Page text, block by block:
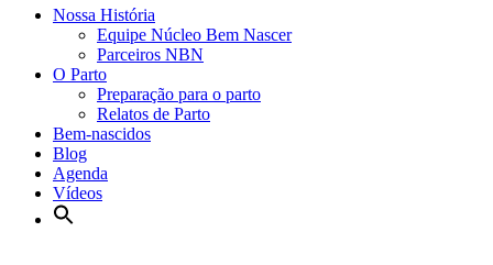
Nossa História
Equipe Núcleo Bem Nascer
Parceiros NBN
O Parto
Preparação para o parto
Relatos de Parto
Bem-nascidos
Blog
Agenda
Vídeos